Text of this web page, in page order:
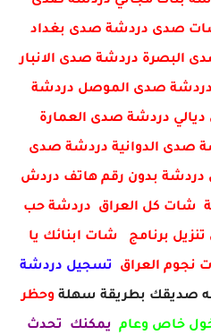
صدى دردشة صدى بغداد
البصرة دردشة صدى الانبار
صدى الموصل دردشة
دردشة صدى العمارة
صدى الدوانية دردشة صدى
دردشة بدون رقم هاتف دردش
شات كل العراق دردشة حب
تنزيل برنامج شات ابنائك يا
نجوم العراق تسجيل دردشة
صديقك بطريقة سهلة وحظر
خاص وعام يمكنك تحدث